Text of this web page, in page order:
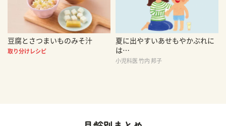
豆腐とさつまいものみそ汁
取り分けレシピ
夏に出やすいあせもやかぶれに
は…
小児科医 竹内 邦子